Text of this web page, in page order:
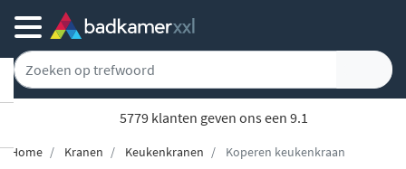
5779 klanten geven ons een 9.1
Home Kranen Keukenkranen Koperen keukenkraan